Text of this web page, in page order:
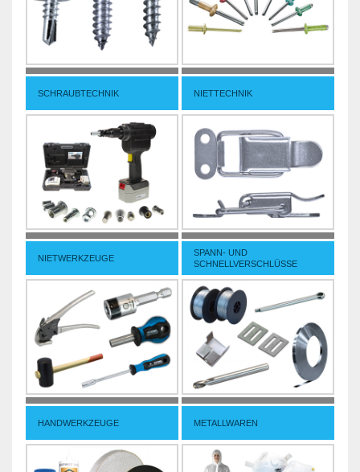
SCHRAUBTECHNIK NIETTECHNIK
NIETWERKZEUGE
SPANN- UND
SCHNELLVERSCHLÜSSE
HANDWERKZEUGE METALLWAREN